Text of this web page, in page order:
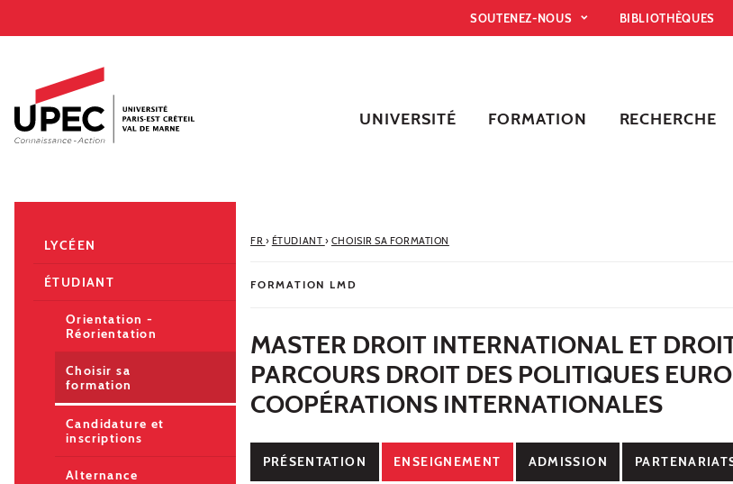
Accès directs
Recherche
Navigation secondaire
SOUTENEZ-NOUS BIBLIOTHÈQUES
UNIVERSITÉ FORMATION RECHERCHE
FR › ÉTUDIANT › CHOISIR SA FORMATION
FORMATION LMD
MASTER DROIT INTERNATIONAL ET
PARCOURS DROIT DES POLITIQUES
COOPÉRATIONS INTERNATIONALES
PRÉSENTATION ENSEIGNEMENT ADMISSION
LYCÉEN
ÉTUDIANT
Orientation -
Réorientation
Choisir sa
formation
Candidature et
inscriptions
Alternance